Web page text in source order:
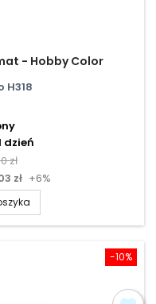
- Hobby Color
H318
dzień
zł
zł +6%
-10%